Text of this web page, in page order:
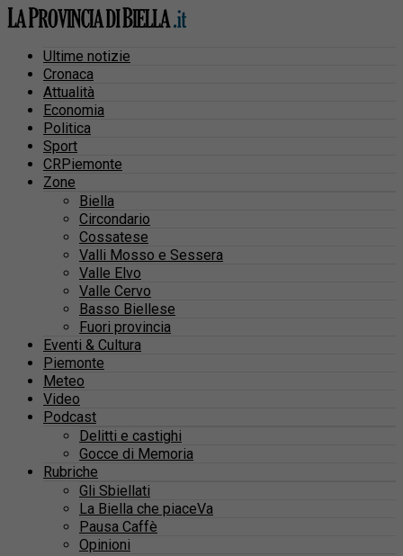
Ultime notizie
Cronaca
Attualità
Economia
Politica
Sport
CRPiemonte
Zone
Biella
Circondario
Cossatese
Valli Mosso e Sessera
Valle Elvo
Valle Cervo
Basso Biellese
Fuori provincia
Eventi & Cultura
Piemonte
Meteo
Video
Podcast
Delitti e castighi
Gocce di Memoria
Rubriche
Gli Sbiellati
La Biella che piaceVa
Pausa Caffè
Opinioni